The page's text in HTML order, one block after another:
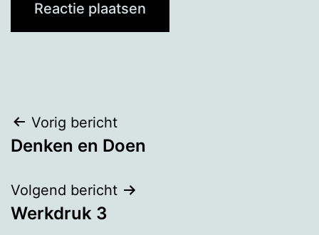
Bericht
navigatie
Vorig bericht
Denken en Doen
Volgend bericht
Werkdruk 3